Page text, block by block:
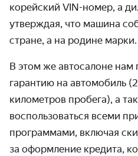
корейский VIN-номер, а
утверждая, что машина
стране, а на родине марки.
В этом же автосалоне
гарантию на автомобиль
километров пробега), а
воспользоваться всеми
программами, включая
за оформление кредита,